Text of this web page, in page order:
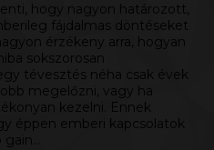
hogy nagyon határozott,
fájdalmas döntéseket
érzékeny arra, hogyan
sokszorosan
tévesztés néha csak évek
megelőzni, vagy ha
kezelni. Ennek
éppen emberi kapcsolatok